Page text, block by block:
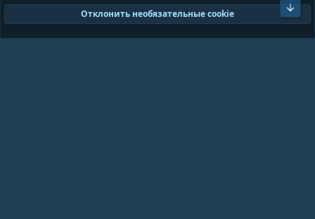
GrayAndBlue (Dark)
Ширина Запросов 18 Время 0.0943s Память 11.01MB
Отклонить необязательные cookie